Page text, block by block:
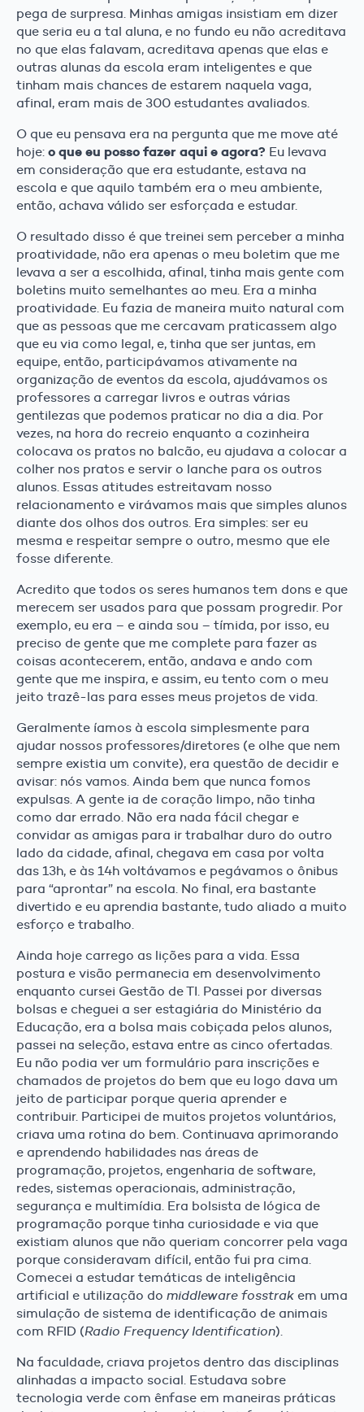
pega de surpresa. Minhas amigas insistiam em dizer
que seria eu a tal aluna, e no fundo eu não acreditava
no que elas falavam, acreditava apenas que elas e
outras alunas da escola eram inteligentes e que
tinham mais chances de estarem naquela vaga,
afinal, eram mais de 300 estudantes avaliados.
O que eu pensava era na pergunta que me move até
hoje: o que eu posso fazer aqui e agora? Eu levava
em consideração que era estudante, estava na
escola e que aquilo também era o meu ambiente,
então, achava válido ser esforçada e estudar.
O resultado disso é que treinei sem perceber a minha
proatividade, não era apenas o meu boletim que me
levava a ser a escolhida, afinal, tinha mais gente com
boletins muito semelhantes ao meu. Era a minha
proatividade. Eu fazia de maneira muito natural com
que as pessoas que me cercavam praticassem algo
que eu via como legal, e, tinha que ser juntas, em
equipe, então, participávamos ativamente na
organização de eventos da escola, ajudávamos os
professores a carregar livros e outras várias
gentilezas que podemos praticar no dia a dia. Por
vezes, na hora do recreio enquanto a cozinheira
colocava os pratos no balcão, eu ajudava a colocar a
colher nos pratos e servir o lanche para os outros
alunos. Essas atitudes estreitavam nosso
relacionamento e virávamos mais que simples alunos
diante dos olhos dos outros. Era simples: ser eu
mesma e respeitar sempre o outro, mesmo que ele
fosse diferente.
Acredito que todos os seres humanos tem dons e que
merecem ser usados para que possam progredir. Por
exemplo, eu era – e ainda sou – tímida, por isso, eu
preciso de gente que me complete para fazer as
coisas acontecerem, então, andava e ando com
gente que me inspira, e assim, eu tento com o meu
jeito trazê-las para esses meus projetos de vida.
Geralmente íamos à escola simplesmente para
ajudar nossos professores/diretores (e olhe que nem
sempre existia um convite), era questão de decidir e
avisar: nós vamos. Ainda bem que nunca fomos
expulsas. A gente ia de coração limpo, não tinha
como dar errado. Não era nada fácil chegar e
convidar as amigas para ir trabalhar duro do outro
lado da cidade, afinal, chegava em casa por volta
das 13h, e às 14h voltávamos e pegávamos o ônibus
para “aprontar” na escola. No final, era bastante
divertido e eu aprendia bastante, tudo aliado a muito
esforço e trabalho.
Ainda hoje carrego as lições para a vida. Essa
postura e visão permanecia em desenvolvimento
enquanto cursei Gestão de TI. Passei por diversas
bolsas e cheguei a ser estagiária do Ministério da
Educação, era a bolsa mais cobiçada pelos alunos,
passei na seleção, estava entre as cinco ofertadas.
Eu não podia ver um formulário para inscrições e
chamados de projetos do bem que eu logo dava um
jeito de participar porque queria aprender e
contribuir. Participei de muitos projetos voluntários,
criava uma rotina do bem. Continuava aprimorando
e aprendendo habilidades nas áreas de
programação, projetos, engenharia de software,
redes, sistemas operacionais, administração,
segurança e multimídia. Era bolsista de lógica de
programação porque tinha curiosidade e via que
existiam alunos que não queriam concorrer pela vaga
porque consideravam difícil, então fui pra cima.
Comecei a estudar temáticas de inteligência
artificial e utilização do middleware fosstrak em uma
simulação de sistema de identificação de animais
com RFID (Radio Frequency Identification).
Na faculdade, criava projetos dentro das disciplinas
alinhadas a impacto social. Estudava sobre
tecnologia verde com ênfase em maneiras práticas